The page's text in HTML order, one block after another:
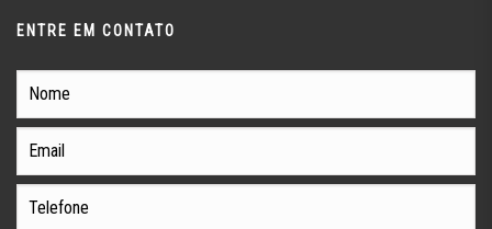
ENTRE EM CONTATO